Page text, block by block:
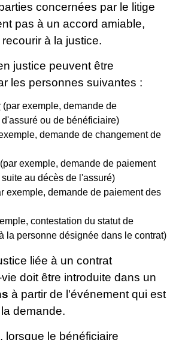
concernées par le litige
pas à un accord amiable,
à la justice.
justice peuvent être
les personnes suivantes :
(par exemple, demande de
ou de bénéficiaire)
demande de changement de
(par exemple, demande de paiement
au décès de l'assuré)
exemple, demande de paiement des
contestation du statut de
la personne désignée dans le contrat)
liée à un contrat
doit être introduite dans un
à partir de l'événement qui est
demande.
lorsque le bénéficiaire